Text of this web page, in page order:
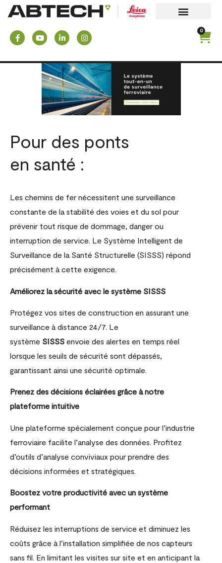
0
Pour des ponts
en santé :
Les chemins de fer nécessitent une surveillance
constante de la stabilité des voies et du sol pour
prévenir tout risque de dommage, danger ou
interruption de service. Le Système Intelligent de
Surveillance de la Santé Structurelle (SISSS) répond
précisément à cette exigence.
Améliorez la sécurité avec le système SISSS
Protégez vos sites de construction en assurant une
surveillance à distance 24/7. Le
système SISSS envoie des alertes en temps réel
lorsque les seuils de sécurité sont dépassés,
garantissant ainsi une sécurité optimale.
Prenez des décisions éclairées grâce à notre
plateforme intuitive
Une plateforme spécialement conçue pour l’industrie
ferroviaire facilite l’analyse des données. Profitez
d’outils d’analyse conviviaux pour prendre des
décisions informées et stratégiques.
Boostez votre productivité avec un système
performant
Réduisez les interruptions de service et diminuez les
coûts grâce à l’installation simplifiée de nos capteurs
sans fil. En limitant les visites sur site et en anticipant la